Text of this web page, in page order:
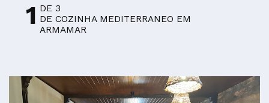
1 DE 3
DE COZINHA MEDITERRANEO EM
ARMAMAR